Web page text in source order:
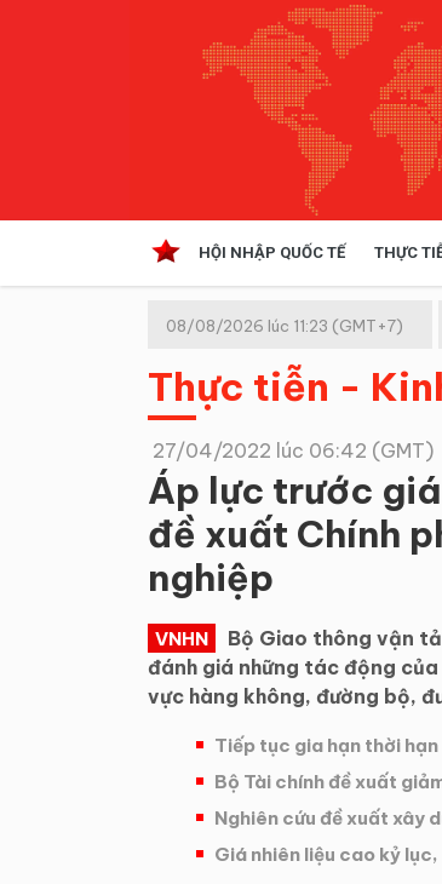
HỘI NHẬP QUỐC TẾ THỰC
Kinh tế hội nhập
Doanh nghiệp
08/08/2026 lúc 11:23 (GMT+7)
Thực tiễn -
27/04/2022 lúc 06:42 (GMT)
Áp lực trước
đề xuất Chính
nghiệp
VNHN
Bộ Giao thông vận
đánh giá những tác động
vực hàng không, đường bộ,
Tiếp tục gia hạn thời
Bộ Tài chính đề xuất
Nghiên cứu đề xuất xây
Giá nhiên liệu cao kỷ